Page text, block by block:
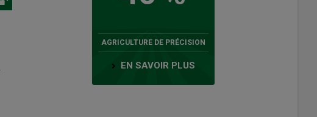
AGRICULTURE DE PRÉCISION
EN SAVOIR PLUS